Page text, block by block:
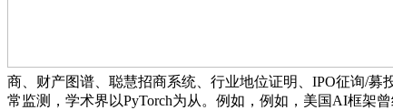
商、财产图谱、聪慧招商系统、行业地位证明、IPO征询/
常监测，学术界以PyTorch为从。例如，例如，美国AI框架